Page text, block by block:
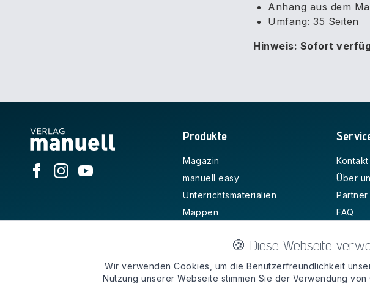
Anhang aus dem
Umfang: 35 Seiten
Hinweis: Sofort
🍪 Diese Webseite
Wir verwenden Cookies, um die Benutzerfreundlichkeit
Nutzung unserer Webseite stimmen Sie der Verwendung
Produkte
Magazin
manuell easy
Unterrichtsmaterialien
Mappen
Kostenlos
Kontakt
Über
Partner
FAQ